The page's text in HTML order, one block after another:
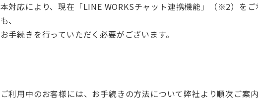
本対応により、現在「LINE WORKSチャット連携機能」（※2）を
も、
お手続きを行っていただく必要がございます。
ご利用中のお客様には、お手続きの方法について弊社より順次ご案内